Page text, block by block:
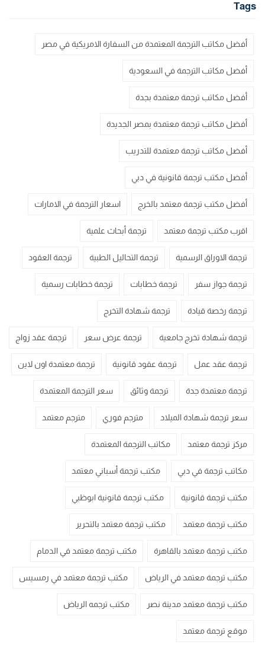
Tags
أفضل مكاتب الترجمة المعتمدة من السفارة الامريكية في مصر
أفضل مكاتب الترجمة في السعودية
أفضل مكاتب ترجمة معتمدة بجدة
أفضل مكاتب ترجمة معتمدة بمصر الجديدة
أفضل مكاتب ترجمة معتمدة للتدريب
أفضل مكتب ترجمة قانونية في دبي
أفضل مكتب ترجمة معتمد بالخرج اسعار الترجمة في الامارات
اقرب مكتب ترجمة معتمد ترجمة أبحاث علمية
ترجمة الاوراق الرسمية ترجمة التحاليل الطبية ترجمة العقود
ترجمة جواز سفر ترجمة خطابات ترجمة خطابات رسمية
ترجمة رخصة قيادة ترجمة شهادة التخرج
ترجمة شهادة تخرج جامعية ترجمة عرض سعر ترجمة عقد زواج
ترجمة عقد عمل ترجمة عقود قانونية ترجمة معتمدة اون لاين
ترجمة معتمدة جدة ترجمة وثائق سعر الترجمة المعتمدة
سعر ترجمة شهادة الميلاد مترجم فوري مترجم معتمد
مركز ترجمة معتمد مكاتب الترجمة المعتمدة
مكاتب ترجمة في دبي مكتب ترجمة أسباني معتمد
مكتب ترجمة قانونية مكتب ترجمة قانونية ابوظبي
مكتب ترجمة معتمد مكتب ترجمة معتمد بالتحرير
مكتب ترجمة معتمد بالقاهرة مكتب ترجمة معتمد في الدمام
مكتب ترجمة معتمد في الرياض مكتب ترجمة معتمد في رمسيس
مكتب ترجمة معتمد مدينة نصر مكتب ترجمه الرياض
موقع ترجمة معتمد